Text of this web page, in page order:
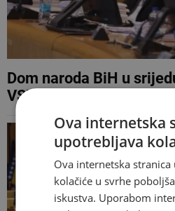
Dom naroda BiH u
VSTV-u i Sudu BiH
Ova internetska
upotrebljava
Ova internetska
kolačiće u svrhe
iskustva. Uporabom